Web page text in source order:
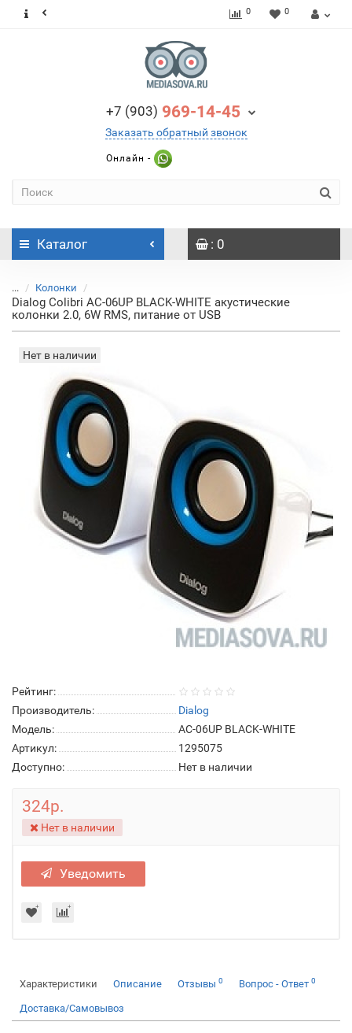
0 0
+7 (903) 969-14-45
Заказать обратный звонок
Онлайн -
Каталог : 0
... Колонки
Dialog Colibri AC-06UP BLACK-WHITE акустические
колонки 2.0, 6W RMS, питание от USB
Нет в наличии
Рейтинг:
Производитель:
Dialog
Модель:
AC-06UP BLACK-WHITE
Артикул:
1295075
Доступно:
Нет в наличии
324р.
Нет в наличии
Уведомить
Характеристики Описание Отзывы 0 Вопрос - Ответ 0
Доставка/Самовывоз